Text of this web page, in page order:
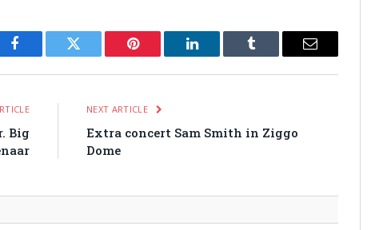
Facebook Twitter Pinterest LinkedIn Tumblr Email
Big
NEXT ARTICLE
Extra concert Sam Smith in Ziggo
Dome